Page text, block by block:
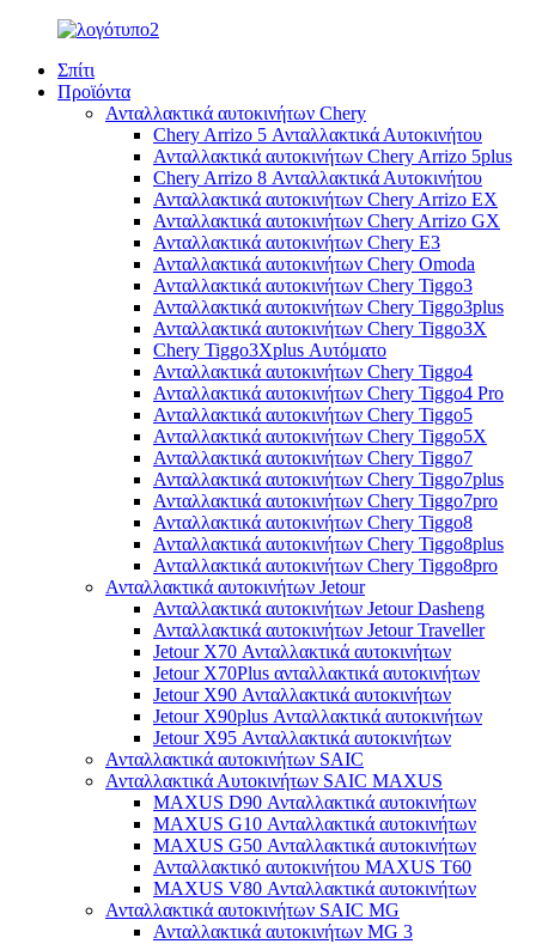
Σπίτι
Προϊόντα
Ανταλλακτικά αυτοκινήτων Chery
Chery Arrizo 5 Ανταλλακτικά Αυτοκινήτου
Ανταλλακτικά αυτοκινήτων Chery Arrizo 5plus
Chery Arrizo 8 Ανταλλακτικά Αυτοκινήτου
Ανταλλακτικά αυτοκινήτων Chery Arrizo EX
Ανταλλακτικά αυτοκινήτων Chery Arrizo GX
Ανταλλακτικά αυτοκινήτων Chery E3
Ανταλλακτικά αυτοκινήτων Chery Omoda
Ανταλλακτικά αυτοκινήτων Chery Tiggo3
Ανταλλακτικά αυτοκινήτων Chery Tiggo3plus
Ανταλλακτικά αυτοκινήτων Chery Tiggo3X
Chery Tiggo3Xplus Αυτόματο
Ανταλλακτικά αυτοκινήτων Chery Tiggo4
Ανταλλακτικά αυτοκινήτων Chery Tiggo4 Pro
Ανταλλακτικά αυτοκινήτων Chery Tiggo5
Ανταλλακτικά αυτοκινήτων Chery Tiggo5X
Ανταλλακτικά αυτοκινήτων Chery Tiggo7
Ανταλλακτικά αυτοκινήτων Chery Tiggo7plus
Ανταλλακτικά αυτοκινήτων Chery Tiggo7pro
Ανταλλακτικά αυτοκινήτων Chery Tiggo8
Ανταλλακτικά αυτοκινήτων Chery Tiggo8plus
Ανταλλακτικά αυτοκινήτων Chery Tiggo8pro
Ανταλλακτικά αυτοκινήτων Jetour
Ανταλλακτικά αυτοκινήτων Jetour Dasheng
Ανταλλακτικά αυτοκινήτων Jetour Traveller
Jetour X70 Ανταλλακτικά αυτοκινήτων
Jetour X70Plus ανταλλακτικά αυτοκινήτων
Jetour X90 Ανταλλακτικά αυτοκινήτων
Jetour X90plus Ανταλλακτικά αυτοκινήτων
Jetour X95 Ανταλλακτικά αυτοκινήτων
Ανταλλακτικά αυτοκινήτων SAIC
Ανταλλακτικά Αυτοκινήτων SAIC MAXUS
MAXUS D90 Ανταλλακτικά αυτοκινήτων
MAXUS G10 Ανταλλακτικά αυτοκινήτων
MAXUS G50 Ανταλλακτικά αυτοκινήτων
Ανταλλακτικό αυτοκινήτου MAXUS T60
MAXUS V80 Ανταλλακτικά αυτοκινήτων
Ανταλλακτικά αυτοκινήτων SAIC MG
Ανταλλακτικά αυτοκινήτων MG 3